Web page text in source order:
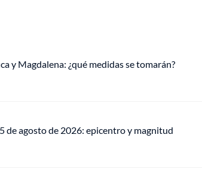
y Magdalena: ¿qué medidas se tomarán?
de agosto de 2026: epicentro y magnitud